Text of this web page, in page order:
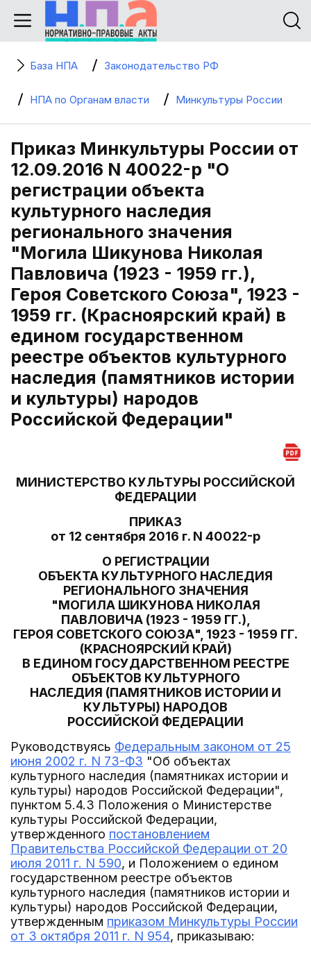
База НПА Законодательство РФ
НПА по Органам власти Минкультуры России
Приказ Минкультуры России от
12.09.2016 N 40022-р "О
регистрации объекта
культурного наследия
регионального значения
"Могила Шикунова Николая
Павловича (1923 - 1959 гг.),
Героя Советского Союза", 1923 -
1959 гг. (Красноярский край) в
едином государственном
реестре объектов культурного
наследия (памятников истории
и культуры) народов
Российской Федерации"
МИНИСТЕРСТВО КУЛЬТУРЫ РОССИЙСКОЙ
ФЕДЕРАЦИИ
ПРИКАЗ
от 12 сентября 2016 г. N 40022-р
О РЕГИСТРАЦИИ
ОБЪЕКТА КУЛЬТУРНОГО НАСЛЕДИЯ
РЕГИОНАЛЬНОГО ЗНАЧЕНИЯ
"МОГИЛА ШИКУНОВА НИКОЛАЯ
ПАВЛОВИЧА (1923 - 1959 ГГ.),
ГЕРОЯ СОВЕТСКОГО СОЮЗА", 1923 - 1959 ГГ.
(КРАСНОЯРСКИЙ КРАЙ)
В ЕДИНОМ ГОСУДАРСТВЕННОМ РЕЕСТРЕ
ОБЪЕКТОВ КУЛЬТУРНОГО
НАСЛЕДИЯ (ПАМЯТНИКОВ ИСТОРИИ И
КУЛЬТУРЫ) НАРОДОВ
РОССИЙСКОЙ ФЕДЕРАЦИИ
Руководствуясь Федеральным законом от 25
июня 2002 г. N 73-ФЗ "Об объектах
культурного наследия (памятниках истории и
культуры) народов Российской Федерации",
пунктом 5.4.3 Положения о Министерстве
культуры Российской Федерации,
утвержденного постановлением
Правительства Российской Федерации от 20
июля 2011 г. N 590, и Положением о едином
государственном реестре объектов
культурного наследия (памятников истории и
культуры) народов Российской Федерации,
утвержденным приказом Минкультуры России
от 3 октября 2011 г. N 954, приказываю: